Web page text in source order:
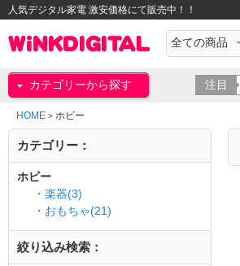
人気デジタル家電 激安価格にて販売中！！
カテゴリーから探す 注目
HOME > ホビー
カテゴリー：
ホビー
・楽器(3)
・おもちゃ(21)
絞り込み検索：